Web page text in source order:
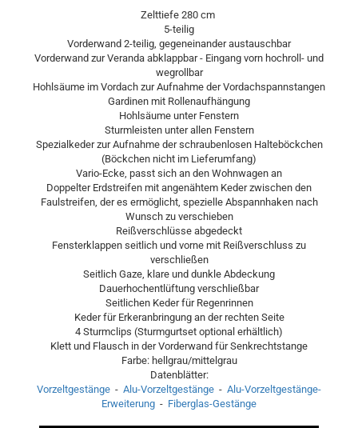
Zelttiefe 280 cm
5-teilig
Vorderwand 2-teilig, gegeneinander austauschbar
Vorderwand zur Veranda abklappbar - Eingang vorn hochroll- und
wegrollbar
Hohlsäume im Vordach zur Aufnahme der Vordachspannstangen
Gardinen mit Rollenaufhängung
Hohlsäume unter Fenstern
Sturmleisten unter allen Fenstern
Spezialkeder zur Aufnahme der schraubenlosen Halteböckchen
(Böckchen nicht im Lieferumfang)
Vario-Ecke, passt sich an den Wohnwagen an
Doppelter Erdstreifen mit angenähtem Keder zwischen den
Faulstreifen, der es ermöglicht, spezielle Abspannhaken nach
Wunsch zu verschieben
Reißverschlüsse abgedeckt
Fensterklappen seitlich und vorne mit Reißverschluss zu
verschließen
Seitlich Gaze, klare und dunkle Abdeckung
Dauerhochentlüftung verschließbar
Seitlichen Keder für Regenrinnen
Keder für Erkeranbringung an der rechten Seite
4 Sturmclips (Sturmgurtset optional erhältlich)
Klett und Flausch in der Vorderwand für Senkrechtstange
Farbe: hellgrau/mittelgrau
Datenblätter:
Vorzeltgestänge - Alu-Vorzeltgestänge - Alu-Vorzeltgestänge-
Erweiterung - Fiberglas-Gestänge